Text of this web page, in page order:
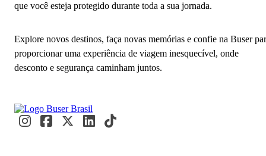
que você esteja protegido durante toda a sua jornada.
Explore novos destinos, faça novas memórias e confie na Buser
proporcionar uma experiência de viagem inesquecível, onde
desconto e segurança caminham juntos.